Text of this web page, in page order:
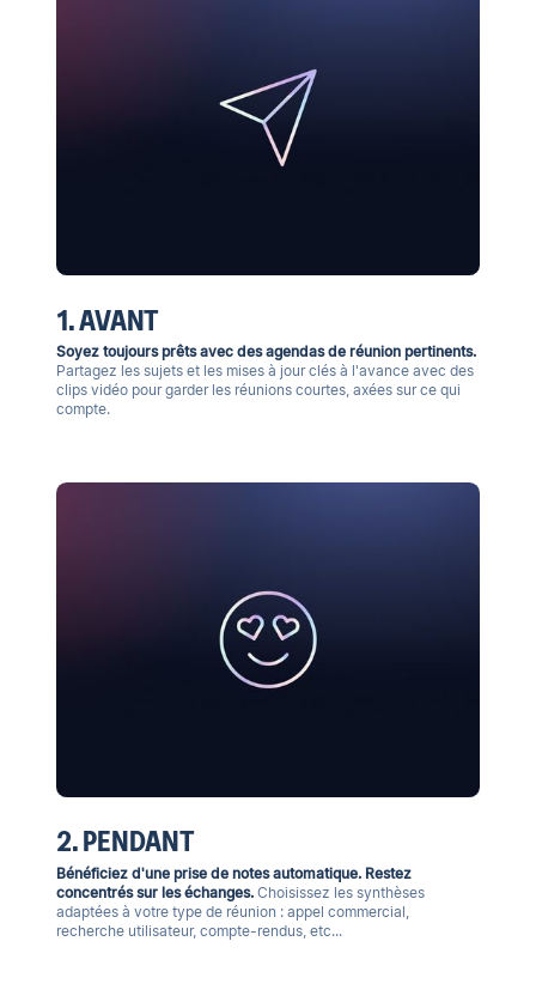
1. AVANT
Soyez toujours prêts avec des agendas de réunion pertinents.
Partagez les sujets et les mises à jour clés à l'avance avec des
clips vidéo pour garder les réunions courtes, axées sur ce qui
compte.
2. PENDANT
Bénéficiez d'une prise de notes automatique. Restez
concentrés sur les échanges.Choisissez les synthèses
adaptées à votre type de réunion : appel commercial,
recherche utilisateur, compte-rendus, etc...